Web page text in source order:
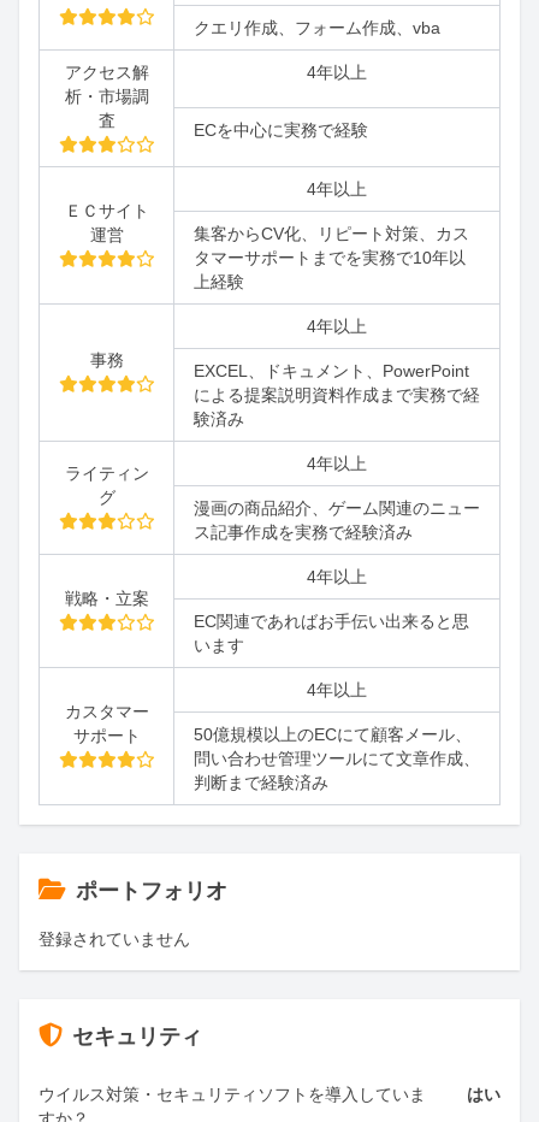
クエリ作成、フォーム作成、vba
アクセス解
析・市場調
査
4年以上
ECを中心に実務で経験
ＥＣサイト
運営
4年以上
集客からCV化、リピート対策、カス
タマーサポートまでを実務で10年以
上経験
事務
4年以上
EXCEL、ドキュメント、PowerPoint
による提案説明資料作成まで実務で経
験済み
ライティン
グ
4年以上
漫画の商品紹介、ゲーム関連のニュー
ス記事作成を実務で経験済み
戦略・立案
4年以上
EC関連であればお手伝い出来ると思
います
カスタマー
サポート
4年以上
50億規模以上のECにて顧客メール、
問い合わせ管理ツールにて文章作成、
判断まで経験済み
ポートフォリオ
登録されていません
セキュリティ
ウイルス対策・セキュリティソフトを導入していま
はい